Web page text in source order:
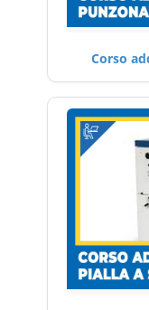
Corso